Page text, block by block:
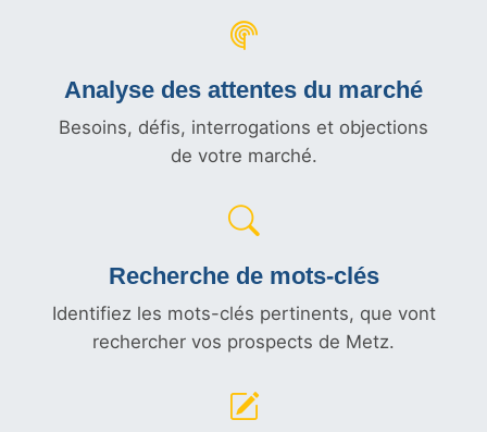
Analyse des attentes du marché
Besoins, défis, interrogations et objections
de votre marché.
Recherche de mots-clés
Identifiez les mots-clés pertinents, que vont
rechercher vos prospects de Metz.